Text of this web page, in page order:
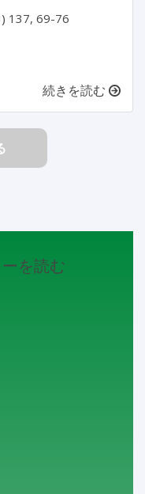
137, 69-76
続きを読む
を読む